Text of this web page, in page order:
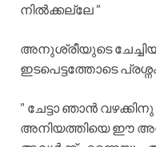
നിൽക്കല്ലേ ”
അനുശ്രീയുടെ
ഇടപെട്ടത്തോടെ
” ചേട്ടാ ഞാൻ
അനിയത്തിയെ ഈ